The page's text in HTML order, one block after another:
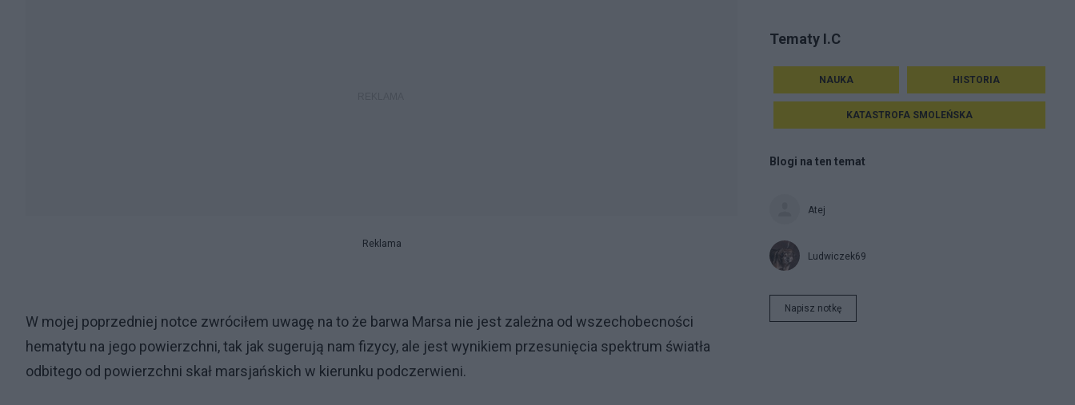
Reklama
W mojej poprzedniej notce zwróciłem uwagę na to że barwa Marsa nie jest zależna od wszechobecności
hematytu na jego powierzchni, tak jak sugerują nam fizycy, ale jest wynikiem przesunięcia spektrum światła
odbitego od powierzchni skał marsjańskich w kierunku podczerwieni.
Tematy I.C
NAUKA HISTORIA
KATASTROFA SMOLEŃSKA
Blogi na ten temat
Atej
Ludwiczek69
Napisz notkę